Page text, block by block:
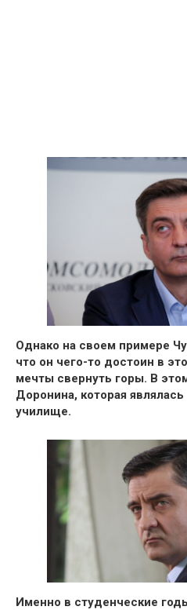
Однако на своем примере
что он чего-то достоин в
мечты свернуть горы. В
Доронина, которая
училище.
Именно в студенческие